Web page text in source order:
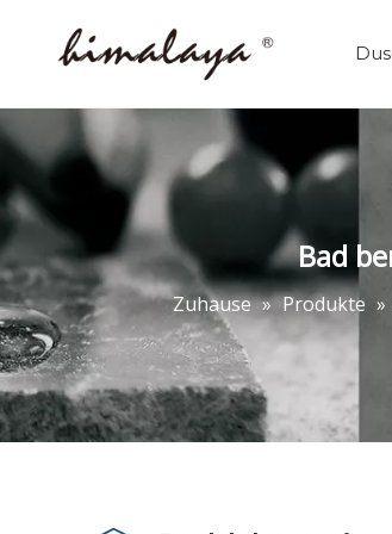
Bad
Zuhause » Produkte »